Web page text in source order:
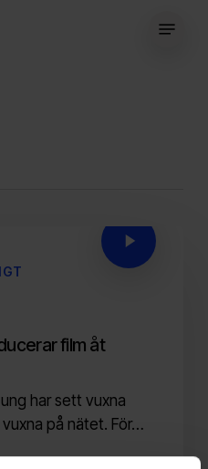
film åt
har sett vuxna
på nätet. För…